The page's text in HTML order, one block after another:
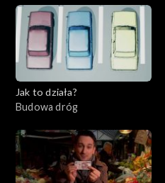
Jak to działa?
Budowa dróg